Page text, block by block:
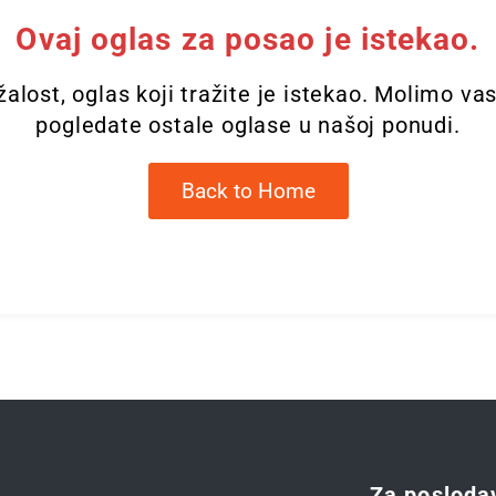
Ovaj oglas za posao je istekao.
oglas koji tražite je istekao. Molimo
pogledate ostale oglase u našoj ponudi.
Back to Home